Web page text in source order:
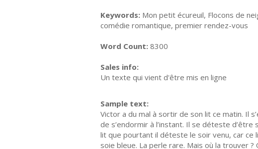
Keywords: Mon petit écureuil, Flocons de
comédie romantique, premier rendez-vous
Word Count: 8300
Sales info:
Un texte qui vient d'être mis en ligne
Sample text:
Victor a du mal à sortir de son lit ce matin. Il
de s’endormir à l’instant. Il se déteste
lit que pourtant il déteste le soir venu, car ce
soie bleue. La perle rare. Mais où la trouver